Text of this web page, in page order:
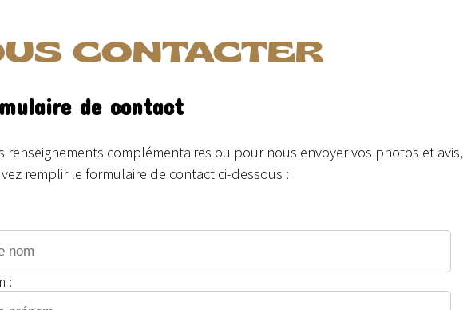
CONTACTER
de contact
renseignements complémentaires ou pour nous envoyer vos photos et avis,
remplir le formulaire de contact ci-dessous :
: